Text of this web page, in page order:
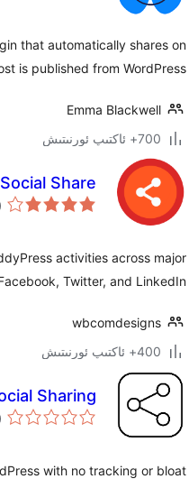
that automatically shares on
is published from WordPress.
Emma Blackwell
700+ ئاكتىپ ئورنىتىش
Share
(19
activities across major
Twitter, and LinkedIn.
wbcomdesigns
400+ ئاكتىپ ئورنىتىش
Sharing
(0
with no tracking or bloat.